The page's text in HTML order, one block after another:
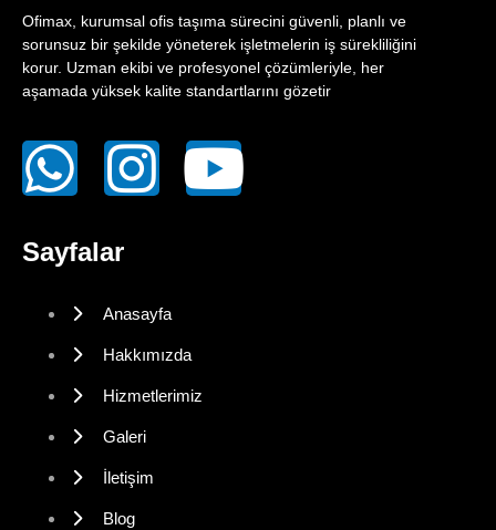
Ofimax, kurumsal ofis taşıma sürecini güvenli, planlı ve
sorunsuz bir şekilde yöneterek işletmelerin iş sürekliliğini
korur. Uzman ekibi ve profesyonel çözümleriyle, her
aşamada yüksek kalite standartlarını gözetir
Sayfalar
Anasayfa
Hakkımızda
Hizmetlerimiz
Galeri
İletişim
Blog